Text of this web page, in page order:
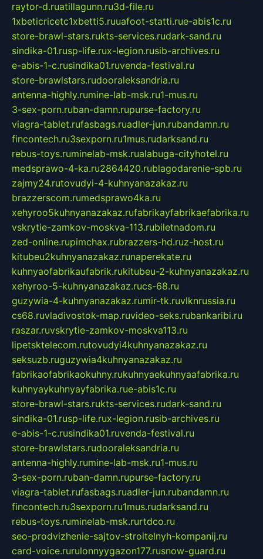
raytor-d.ruatillagunn.ru3d-file.ru
1xbeticricetc1xbetti5.ruuafoot-statti.rue-abis1c.ru
store-brawl-stars.rukts-services.rudark-sand.ru
sindika-01.rusp-life.rux-legion.rusib-archives.ru
e-abis-1-c.rusindika01.ruvenda-festival.ru
store-brawlstars.rudooraleksandria.ru
antenna-highly.rumine-lab-msk.ru1-mus.ru
3-sex-porn.ruban-damn.rupurse-factory.ru
viagra-tablet.rufasbags.ruadler-jun.rubandamn.ru
fincontech.ru3sexporn.ru1mus.rudarksand.ru
rebus-toys.ruminelab-msk.rualabuga-cityhotel.ru
medsprawo-4-ka.ru2864420.rublagodarenie-spb.ru
zajmy24.rutovudyi-4-kuhnyanazakaz.ru
brazzerscom.rumedsprawo4ka.ru
xehyroo5kuhnyanazakaz.rufabrikayfabrikaefabrika.ru
vskrytie-zamkov-moskva-113.rubiletnadom.ru
zed-online.rupimchax.rubrazzers-hd.ruz-host.ru
kitubeu2kuhnyanazakaz.runaperekate.ru
kuhnyaofabrikaufabrik.rukitubeu-2-kuhnyanazakaz.ru
xehyroo-5-kuhnyanazakaz.rucs-68.ru
guzywia-4-kuhnyanazakaz.rumir-tk.ruvlknrussia.ru
cs68.ruvladivostok-map.ruvideo-seks.rubankaribi.ru
raszar.ruvskrytie-zamkov-moskva113.ru
lipetsktelecom.rutovudyi4kuhnyanazakaz.ru
seksuzb.ruguzywia4kuhnyanazakaz.ru
fabrikaofabrikaokuhny.rukuhnyaekuhnyaafabrika.ru
kuhnyaykuhnyayfabrika.rue-abis1c.ru
store-brawl-stars.rukts-services.rudark-sand.ru
sindika-01.rusp-life.rux-legion.rusib-archives.ru
e-abis-1-c.rusindika01.ruvenda-festival.ru
store-brawlstars.rudooraleksandria.ru
antenna-highly.rumine-lab-msk.ru1-mus.ru
3-sex-porn.ruban-damn.rupurse-factory.ru
viagra-tablet.rufasbags.ruadler-jun.rubandamn.ru
fincontech.ru3sexporn.ru1mus.rudarksand.ru
rebus-toys.ruminelab-msk.rurtdco.ru
seo-prodvizhenie-sajtov-stroitelnyh-kompanij.ru
card-voice.rurulonnyygazon177.rusnow-guard.ru